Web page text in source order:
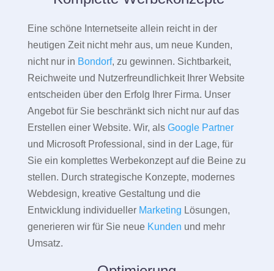
Eine schöne Internetseite allein reicht in der
heutigen Zeit nicht mehr aus, um neue Kunden,
nicht nur in Bondorf, zu gewinnen. Sichtbarkeit,
Reichweite und Nutzerfreundlichkeit Ihrer Website
entscheiden über den Erfolg Ihrer Firma. Unser
Angebot für Sie beschränkt sich nicht nur auf das
Erstellen einer Website. Wir, als Google Partner
und Microsoft Professional, sind in der Lage, für
Sie ein komplettes Werbekonzept auf die Beine zu
stellen. Durch strategische Konzepte, modernes
Webdesign, kreative Gestaltung und die
Entwicklung individueller Marketing Lösungen,
generieren wir für Sie neue Kunden und mehr
Umsatz.